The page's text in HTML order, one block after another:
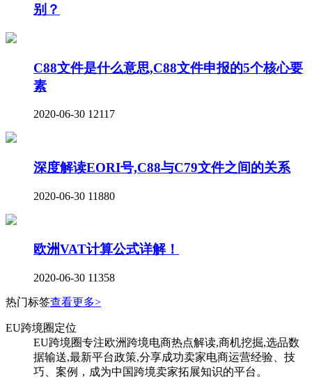
别？
C88文件是什么意思,C88文件申报的5个核心要
素
2020-06-30 12117
深度解读EORI号,C88与C79文件之间的关系
2020-06-30 11880
欧洲VAT计算公式详解！
2020-06-30 11358
热门标签查看更多>
EU跨境圈定位
EU跨境圈专注欧洲跨境电商热点解读,商机挖掘,选品数
据输送,最新平台政策,分享成功卖家电商运营经验、技
巧、案例，成为中国跨境卖家拓展知识的平台。